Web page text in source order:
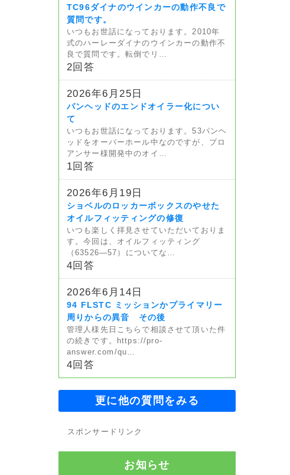
TC96ダイナのウインカーの動作不良で
質問です。
いつもお世話になっております。2010年
式のハーレーダイナのウインカーの動作不
良で質問です。転倒でリ…
2回答
2026年6月25日
パンヘッドのエンドオイラー化につい
て
いつもお世話になっております。53パンヘ
ッドをオーバーホール中なのですが、プロ
アンサー様開発中のオイ…
1回答
2026年6月19日
ショベルのロッカーボックスのやせた
オイルフィッティングの修復
いつも楽しく拝見させていただいておりま
す。今回は、オイルフィッティング
（63526—57）についてな…
4回答
2026年6月14日
94 FLSTC ミッションかプライマリー
周りからの異音 その後
管理人様先日こちらで相談させて頂いた件
の続きです。https://pro-
answer.com/qu…
4回答
更に他の質問をみる
スポンサードリンク
お知らせ